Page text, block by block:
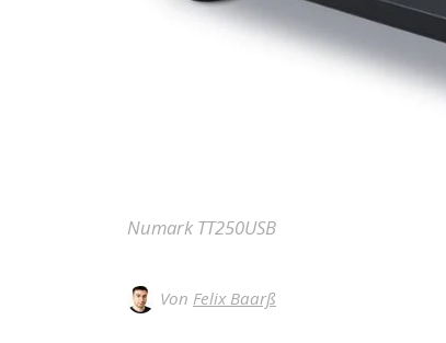
Numark TT250USB
Von Felix Baarß